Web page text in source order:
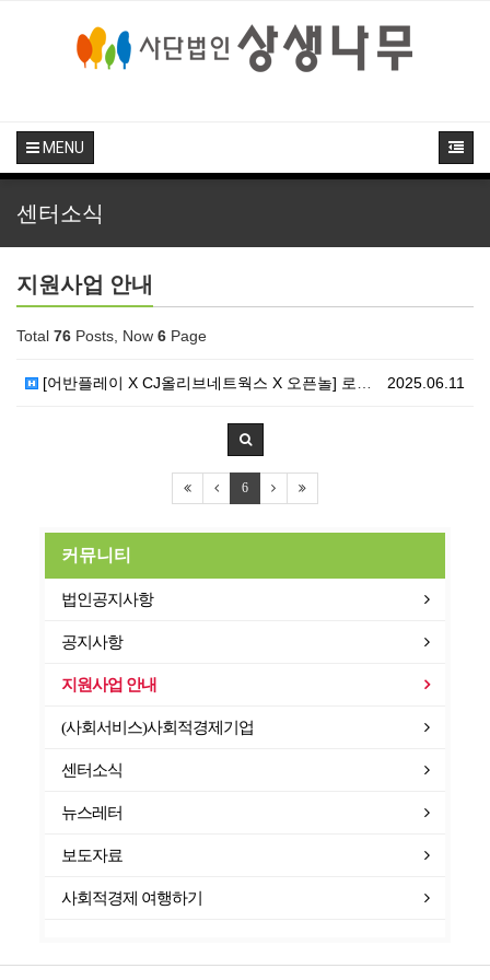
MENU
센터소식
지원사업 안내
Total 76 Posts, Now 6 Page
2025.06.11
[어반플레이 X CJ올리브네트웍스 X 오픈놀] 로컬 파…
6
커뮤니티
법인공지사항
공지사항
지원사업 안내
(사회서비스)사회적경제기업
센터소식
뉴스레터
보도자료
사회적경제 여행하기